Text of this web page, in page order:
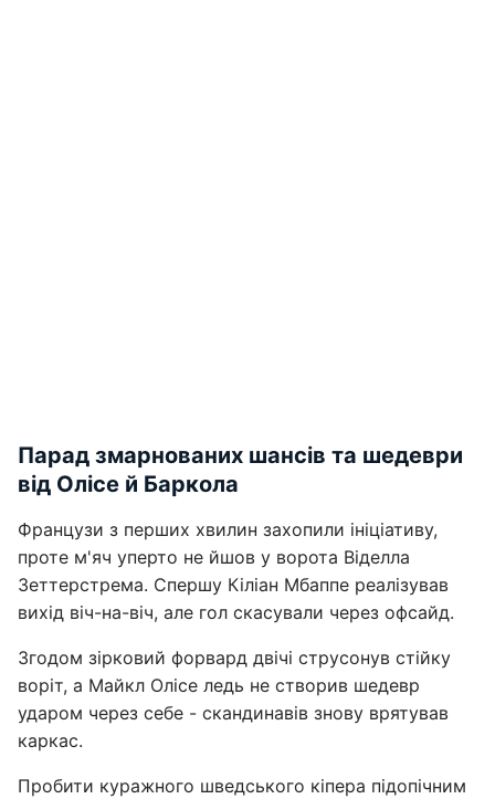
Парад змарнованих шансів та шедеври
від Олісе й Баркола
Французи з перших хвилин захопили ініціативу,
проте м'яч уперто не йшов у ворота Віделла
Зеттерстрема. Спершу Кіліан Мбаппе реалізував
вихід віч-на-віч, але гол скасували через офсайд.
Згодом зірковий форвард двічі струсонув стійку
воріт, а Майкл Олісе ледь не створив шедевр
ударом через себе - скандинавів знову врятував
каркас.
Пробити куражного шведського кіпера підопічним